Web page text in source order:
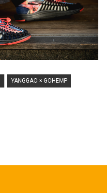
YANGGAO × GOHEMP